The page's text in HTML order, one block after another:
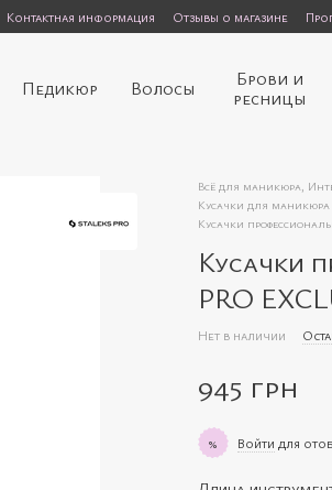
Контактная информация Отзывы о магазине
Педикюр Волосы
Брови и
ресницы
Всё для маникюра,
Кусачки для маникюра
Кусачки
Кусачки
PRO
Нет в наличии
945 грн
% Войти для